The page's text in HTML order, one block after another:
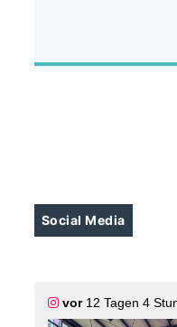
Social Media
vor12 Tagen 4